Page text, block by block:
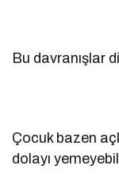
Bu davranışlar
Çocuk bazen
dolayı